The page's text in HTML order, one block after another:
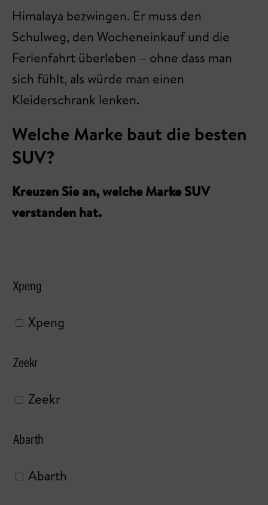
Himalaya bezwingen. Er muss den
Schulweg, den Wocheneinkauf und die
Ferienfahrt überleben – ohne dass man
sich fühlt, als würde man einen
Kleiderschrank lenken.
Welche Marke baut die besten
SUV?
Kreuzen Sie an, welche Marke SUV
verstanden hat.
Xpeng
Xpeng
Zeekr
Zeekr
Abarth
Abarth